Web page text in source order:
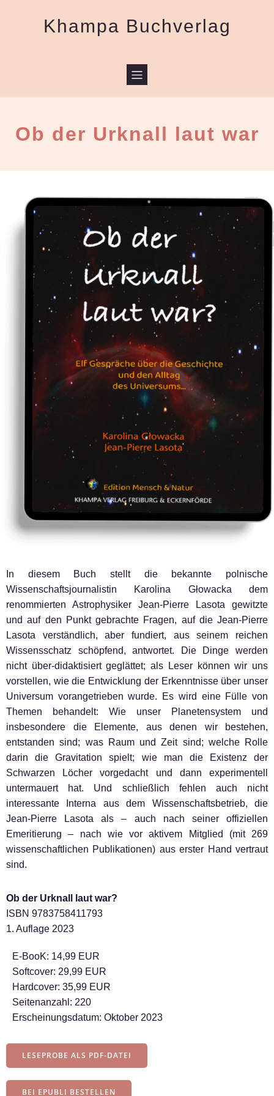
Khampa Buchverlag
Ob der Urknall laut war
In diesem Buch stellt die bekannte polnische
Wissenschaftsjournalistin Karolina Głowacka dem
renommierten Astrophysiker Jean-Pierre Lasota gewitzte
und auf den Punkt gebrachte Fragen, auf die Jean-Pierre
Lasota verständlich, aber fundiert, aus seinem reichen
Wissensschatz schöpfend, antwortet. Die Dinge werden
nicht über-didaktisiert geglättet; als Leser können wir uns
vorstellen, wie die Entwicklung der Erkenntnisse über unser
Universum vorangetrieben wurde. Es wird eine Fülle von
Themen behandelt: Wie unser Planetensystem und
insbesondere die Elemente, aus denen wir bestehen,
entstanden sind; was Raum und Zeit sind; welche Rolle
darin die Gravitation spielt; wie man die Existenz der
Schwarzen Löcher vorgedacht und dann experimentell
untermauert hat. Und schließlich fehlen auch nicht
interessante Interna aus dem Wissenschaftsbetrieb, die
Jean-Pierre Lasota als – auch nach seiner offiziellen
Emeritierung – nach wie vor aktivem Mitglied (mit 269
wissenschaftlichen Publikationen) aus erster Hand vertraut
sind.
Ob der Urknall laut war?
ISBN 9783758411793
1. Auflage 2023
E-BooK: 14,99 EUR
Softcover: 29,99 EUR
Hardcover: 35,99 EUR
Seitenanzahl: 220
Erscheinungsdatum: Oktober 2023
LESEPROBE ALS PDF-DATEI
BEI EPUBLI BESTELLEN